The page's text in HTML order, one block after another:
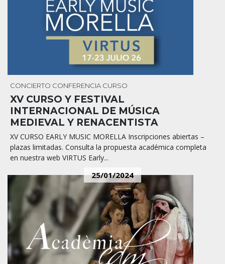
CONCIERTO CONFERENCIA CURSO
XV CURSO Y FESTIVAL
INTERNACIONAL DE MÚSICA
MEDIEVAL Y RENACENTISTA
XV CURSO EARLY MUSIC MORELLA Inscripciones abiertas –
plazas limitadas. Consulta la propuesta académica completa
en nuestra web VIRTUS Early...
25/01/2024